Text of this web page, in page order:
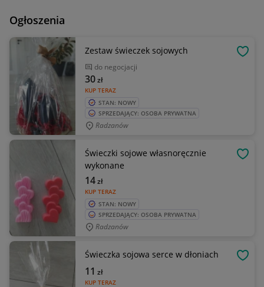
Ogłoszenia
Zestaw świeczek sojowych
do negocjacji
KUP TERAZ
30zł
STAN: NOWY
SPRZEDAJĄCY: OSOBA PRYWATNA
Radzanów
Świeczki sojowe własnoręcznie
wykonane
KUP TERAZ
14zł
STAN: NOWY
SPRZEDAJĄCY: OSOBA PRYWATNA
Radzanów
Świeczka sojowa serce w dłoniach
KUP TERAZ
11 zł